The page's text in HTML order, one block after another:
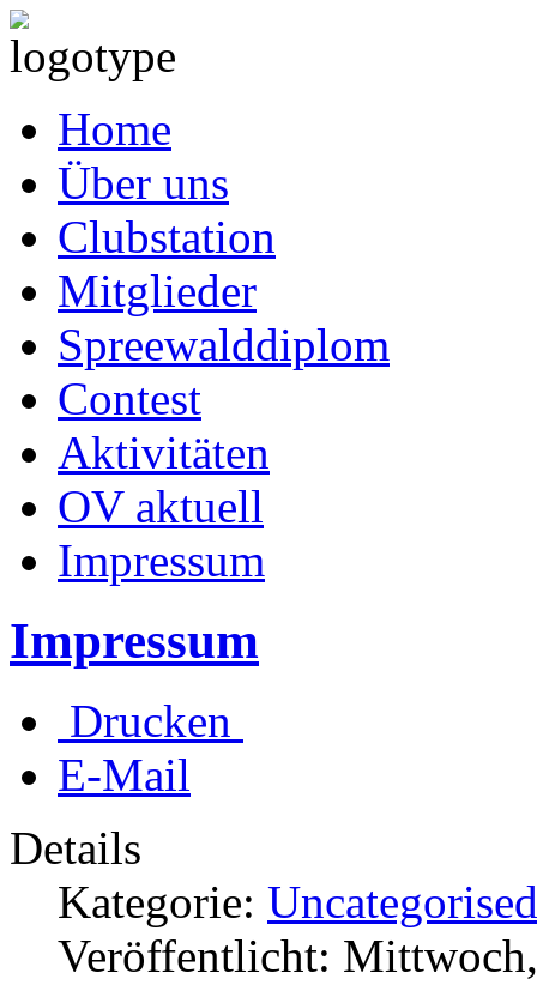
Home
Über uns
Clubstation
Mitglieder
Spreewalddiplom
Contest
Aktivitäten
OV aktuell
Impressum
Impressum
Drucken
E-Mail
Details
Kategorie: Uncategorised
Veröffentlicht: